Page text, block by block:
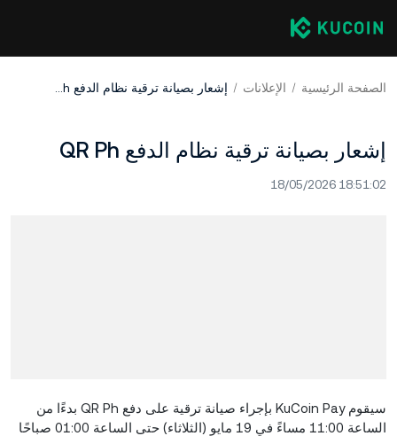
الصفحة الرئيسية الإعلانات إشعار بصيانة ترقية نظام الدفع QR Ph
إشعار بصيانة ترقية نظام الدفع QR Ph
18/05/2026 18:51:02
سيقوم KuCoin Pay بإجراء صيانة ترقية على دفع QR Ph بدءًا من
الساعة 11:00 مساءً في 19 مايو (الثلاثاء) حتى الساعة 01:00 صباحًا